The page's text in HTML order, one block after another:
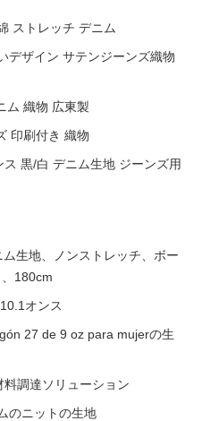
ストレッチ デニム
デザイン サテンジーンズ織物
ム 織物 広東製
印刷付き 織物
黒/白 デニム生地 ジーンズ用
生地、ノンストレッチ、ボー
180cm
オンス
27 de 9 oz para mujerの生
調達ソリューション
のニットの生地